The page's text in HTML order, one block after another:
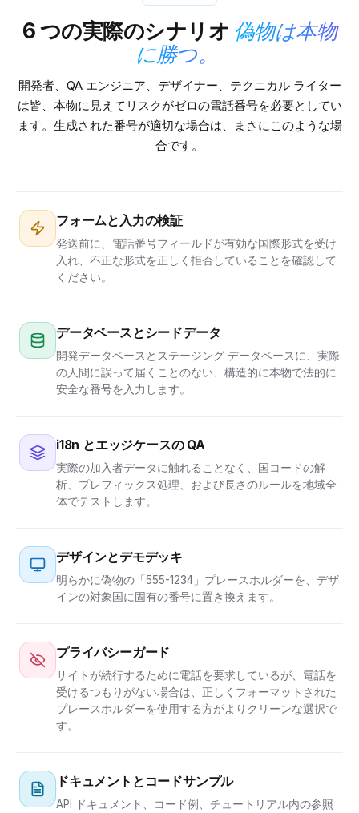
6 つの実際のシナリオ 偽物は本物
に勝つ。
開発者、QA エンジニア、デザイナー、テクニカル ライター
は皆、本物に見えてリスクがゼロの電話番号を必要としてい
ます。生成された番号が適切な場合は、まさにこのような場
合です。
フォームと入力の検証
発送前に、電話番号フィールドが有効な国際形式を受け
入れ、不正な形式を正しく拒否していることを確認して
ください。
データベースとシードデータ
開発データベースとステージング データベースに、実際
の人間に誤って届くことのない、構造的に本物で法的に
安全な番号を入力します。
i18n とエッジケースの QA
実際の加入者データに触れることなく、国コードの解
析、プレフィックス処理、および長さのルールを地域全
体でテストします。
デザインとデモデッキ
明らかに偽物の「555-1234」プレースホルダーを、デザ
インの対象国に固有の番号に置き換えます。
プライバシーガード
サイトが続行するために電話を要求しているが、電話を
受けるつもりがない場合は、正しくフォーマットされた
プレースホルダーを使用する方がよりクリーンな選択で
す。
ドキュメントとコードサンプル
API ドキュメント、コード例、チュートリアル内の参照